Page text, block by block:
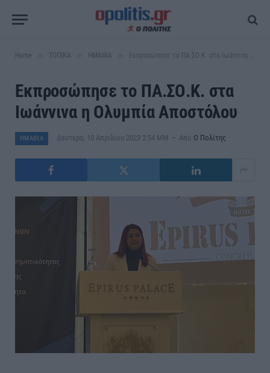
Home ΤΟΠΙΚΑ ΗΜΑΘΙΑ Εκπροσώπησε το ΠΑ.ΣΟ.Κ. στα Ιωάννινα η Ολυμπία Αποστόλου
Εκπροσώπησε το ΠΑ.ΣΟ.Κ. στα
Ιωάννινα η Ολυμπία Αποστόλου
ΗΜΑΘΙΑ Δευτέρα, 10 Απριλίου 2023 2:54 ΜΜ Από Ο Πολίτης